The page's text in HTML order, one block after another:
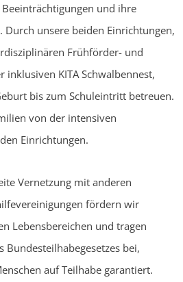
und ihre
Durch unsere beiden Einrichtungen,
Frühförder- und
inklusiven KITA Schwalbennest,
bis zum Schuleintritt betreuen.
von der intensiven
Einrichtungen.
Vernetzung mit anderen
fördern wir
Lebensbereichen und tragen
Bundesteilhabegesetzes bei,
auf Teilhabe garantiert.